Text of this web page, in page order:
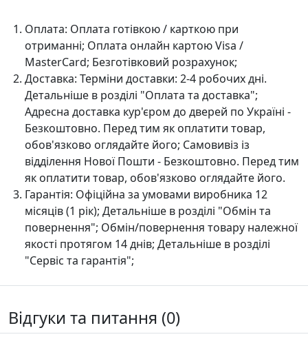
Оплата: Оплата готівкою / карткою при
отриманні; Оплата онлайн картою Visa /
MasterCard; Безготівковий розрахунок;
Доставка: Терміни доставки: 2-4 робочих дні.
Детальніше в розділі "Оплата та доставка";
Адресна доставка кур'єром до дверей по Україні -
Безкоштовно. Перед тим як оплатити товар,
обов'язково оглядайте його; Самовивіз із
відділення Нової Пошти - Безкоштовно. Перед тим
як оплатити товар, обов'язково оглядайте його.
Гарантія: Офіційна за умовами виробника 12
місяців (1 рік); Детальніше в розділі "Oбмін та
повернення"; Обмін/повернення товару належної
якості протягом 14 днів; Детальніше в розділі
"Сервіс та гарантія";
Відгуки та питання (0)